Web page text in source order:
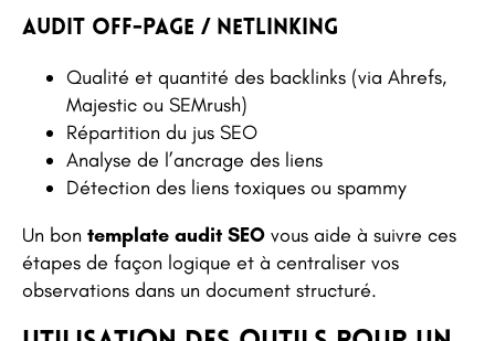
Audit off-page / netlinking
Qualité et quantité des backlinks (via Ahrefs,
Majestic ou SEMrush)
Répartition du jus SEO
Analyse de l’ancrage des liens
Détection des liens toxiques ou spammy
Un bon template audit SEO vous aide à suivre ces
étapes de façon logique et à centraliser vos
observations dans un document structuré.